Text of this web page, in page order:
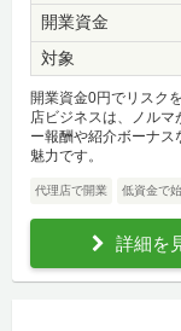
開業資金
対象
開業資金0円でリスク
店ビジネスは、ノル
ー報酬や紹介ボーナ
魅力です。
代理店で開業 低資金で
詳細を